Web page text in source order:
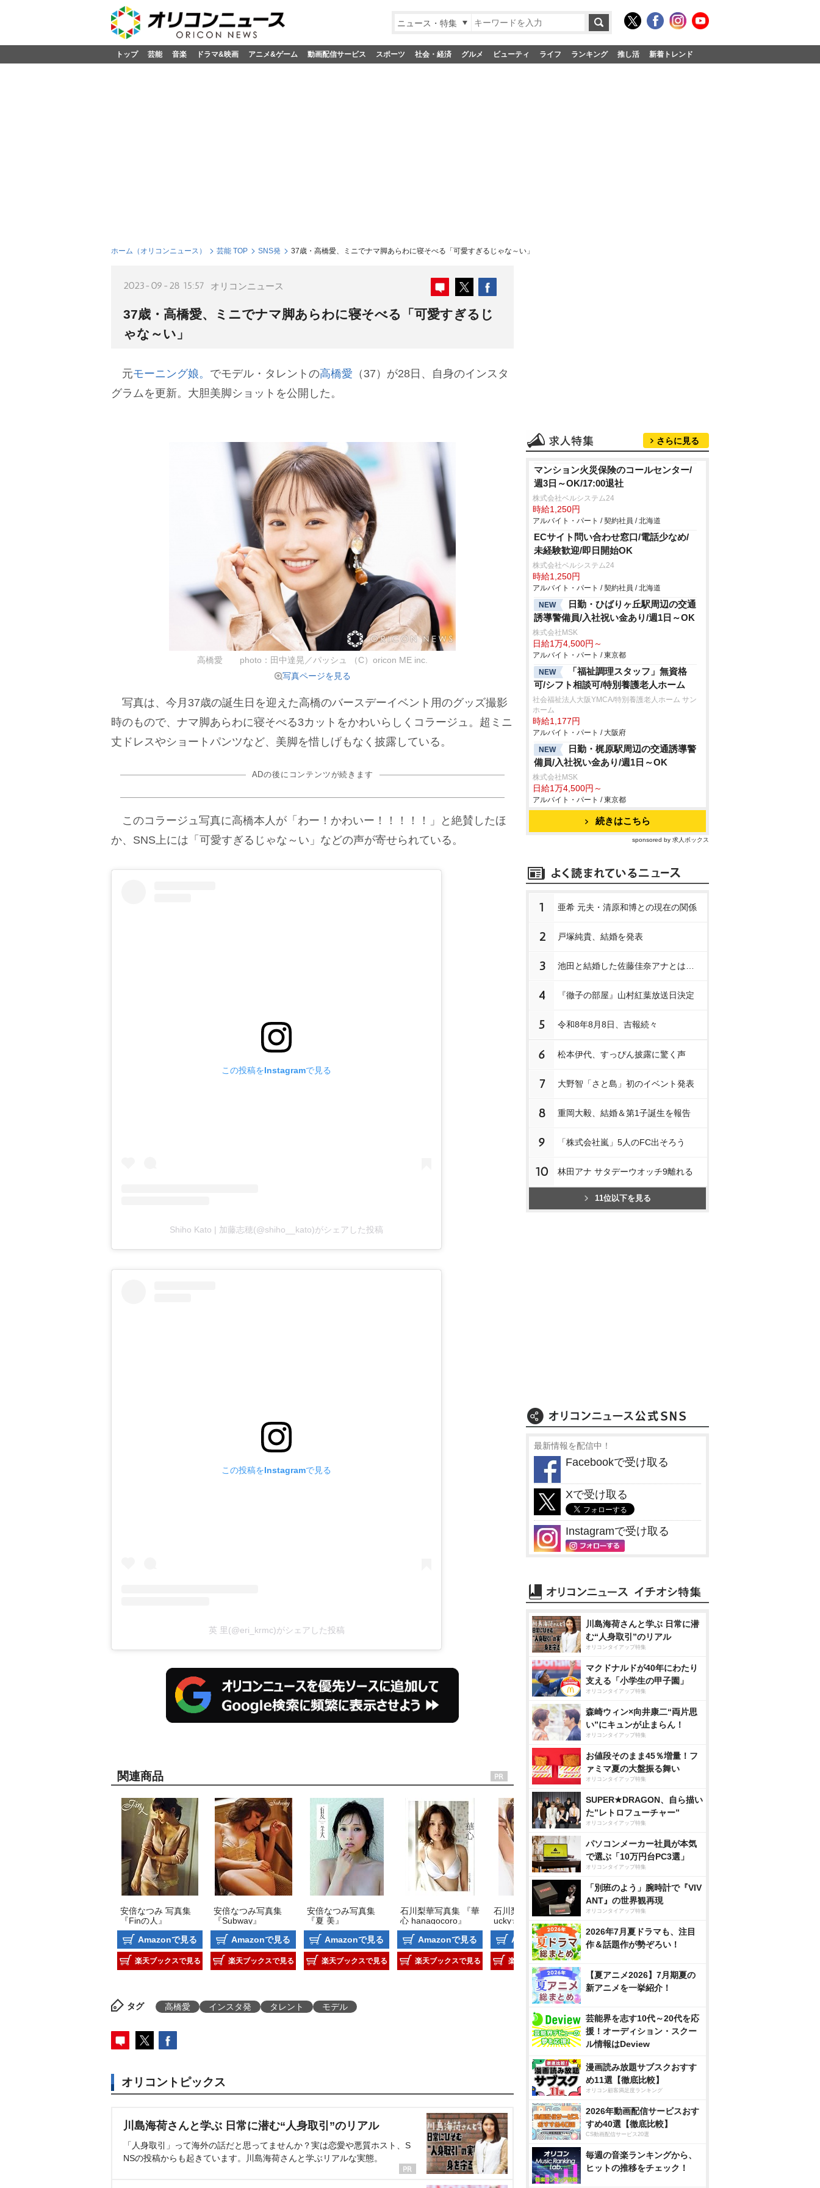
ニュース・特集
トップ 芸能 音楽 ドラマ&映画 アニメ&ゲーム 動画配信サービス スポーツ 社会・経済 グルメ ビューティ ライフ ランキング 推し活 新着トレンド
ホーム（オリコンニュース） 芸能 TOP SNS発 37歳・高橋愛、ミニでナマ脚あらわに寝そべる「可愛すぎるじゃな～い」
2023-09-28 15:57 オリコンニュース
37歳・高橋愛、ミニでナマ脚あらわに寝そべる「可愛すぎるじ
ゃな～い」
元モーニング娘。 でモデル・タレントの高橋愛 （37）が28日、自身のインスタ
グラムを更新。大胆美脚ショットを公開した。
高橋愛 photo：田中達晃／パッシュ （C）oricon ME inc.
写真ページを見る
写真は、今月37歳の誕生日を迎えた高橋のバースデーイベント用のグッズ撮影
時のもので、ナマ脚あらわに寝そべる3カットをかわいらしくコラージュ。超ミニ
丈ドレスやショートパンツなど、美脚を惜しげもなく披露している。
ADの後にコンテンツが続きます
このコラージュ写真に高橋本人が「わー！かわいー！！！！！」と絶賛したほ
か、SNS上には「可愛すぎるじゃな～い」などの声が寄せられている。
この投稿をInstagramで見る
Shiho Kato | 加藤志穂(@shiho__kato)がシェアした投稿
この投稿をInstagramで見る
英 里(@eri_krmc)がシェアした投稿
関連商品
安倍なつみ 写真集
『Finの人』
Amazonで見る
楽天ブックスで見る
安倍なつみ写真集
『Subway』
Amazonで見る
楽天ブックスで見る
安倍なつみ写真集
『夏 美』
Amazonで見る
楽天ブックスで見る
石川梨華写真集 『華
心 hanagocoro』
Amazonで見る
楽天ブックスで見る
石川梨華写真集 『L
ucky☆』
Amazonで見る
楽天ブックスで見る
石川梨華最新写真集
Amazonで見る
タグ 高橋愛 インスタ発 タレント モデル
オリコントピックス
川島海荷さんと学ぶ 日常に潜む“人身取引”のリアル
「人身取引」って海外の話だと思ってませんか？実は恋愛や悪質ホスト、S
NSの投稿からも起きています。川島海荷さんと学ぶリアルな実態。
さらに見る
マンション火災保険のコールセンター/
週3日～OK/17:00退社
株式会社ベルシステム24
時給1,250円
アルバイト・パート / 契約社員 / 北海道
ECサイト問い合わせ窓口/電話少なめ/
未経験歓迎/即日開始OK
株式会社ベルシステム24
時給1,250円
アルバイト・パート / 契約社員 / 北海道
NEW
日勤・ひばりヶ丘駅周辺の交通
誘導警備員/入社祝い金あり/週1日～OK
株式会社MSK
日給1万4,500円～
アルバイト・パート / 東京都
NEW
「福祉調理スタッフ」無資格
可/シフト相談可/特別養護老人ホーム
社会福祉法人大阪YMCA/特別養護老人ホーム サン
ホーム
時給1,177円
アルバイト・パート / 大阪府
NEW
日勤・梶原駅周辺の交通誘導警
備員/入社祝い金あり/週1日～OK
株式会社MSK
日給1万4,500円～
アルバイト・パート / 東京都
続きはこちら
sponsored by 求人ボックス
1 亜希 元夫・清原和博との現在の関係
2 戸塚純貴、結婚を発表
3 池田と結婚した佐藤佳奈アナとは…
4 『徹子の部屋』山村紅葉放送日決定
5 令和8年8月8日、吉報続々
6 松本伊代、すっぴん披露に驚く声
7 大野智「さと島」初のイベント発表
8 重岡大毅、結婚＆第1子誕生を報告
9 「株式会社嵐」5人のFC出そろう
10 林田アナ サタデーウオッチ9離れる
11位以下を見る
最新情報を配信中！
Facebookで受け取る
Xで受け取る
Instagramで受け取る
川島海荷さんと学ぶ 日常に潜
む“人身取引”のリアル
オリコンタイアップ特集
マクドナルドが40年にわたり
支える「小学生の甲子園」
オリコンタイアップ特集
森崎ウィン×向井康二“両片思
い”にキュンが止まらん！
オリコンタイアップ特集
お値段そのまま45％増量！フ
ァミマ夏の大盤振る舞い
オリコンタイアップ特集
SUPER★DRAGON、自ら描い
た”レトロフューチャー”
オリコンタイアップ特集
パソコンメーカー社員が本気
で選ぶ「10万円台PC3選」
オリコンタイアップ特集
「別班のよう」腕時計で『VIV
ANT』の世界観再現
オリコンタイアップ特集
2026年7月夏ドラマも、注目
作＆話題作が勢ぞろい！
【夏アニメ2026】7月期夏の
新アニメを一挙紹介！
芸能界を志す10代～20代を応
援！オーディション・スクー
ル情報はDeview
漫画読み放題サブスクおすす
め11選【徹底比較】
オリコン顧客満足度ランキング
2026年動画配信サービスおす
すめ40選【徹底比較】
CS動画配信サービス20選
毎週の音楽ランキングから、
ヒットの推移をチェック！